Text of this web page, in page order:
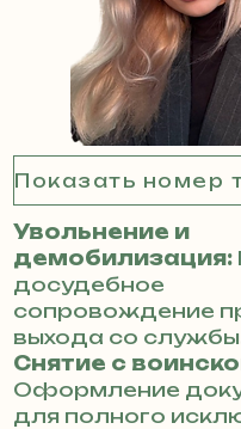
Увольнение и
демобилизация:
досудебное
сопровождение
выхода со
Снятие с
Оформление
для полного